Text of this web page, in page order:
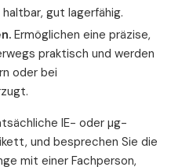
gut lagerfähig.
Ermöglichen eine präzise,
praktisch und werden
oder bei
IE- oder µg-
und besprechen Sie die
mit einer Fachperson,